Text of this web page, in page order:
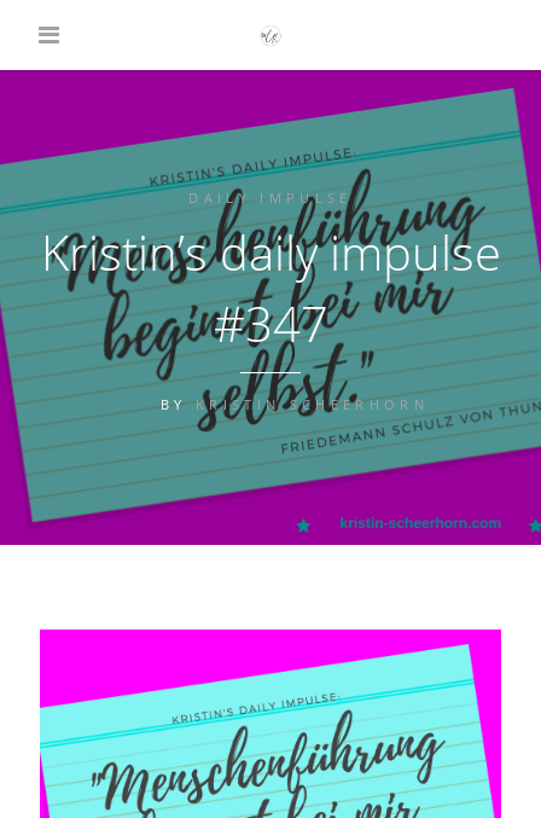
DAILY IMPULSE
Kristin’s daily impulse
#347
BYKRISTIN SCHEERHORN